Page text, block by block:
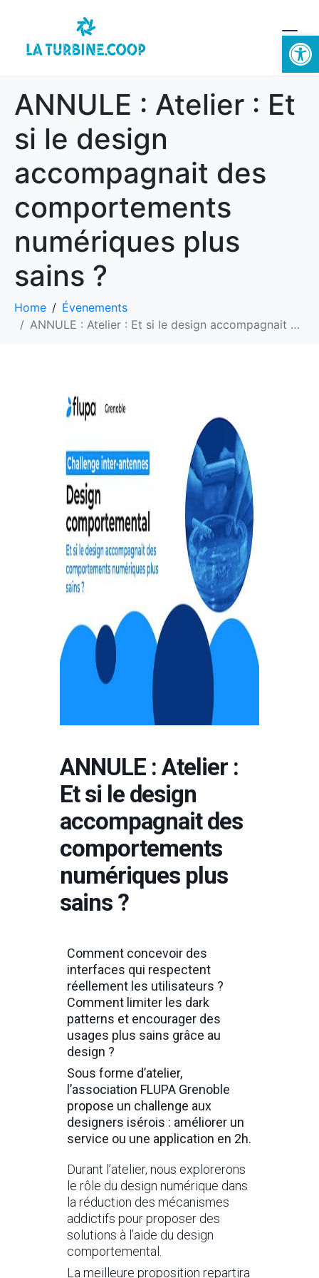
Ouvrir
ANNULE : Atelier : Et
si le design
accompagnait des
comportements
numériques plus
sains ?
Home
Évenements
ANNULE : Atelier : Et si le design accompagnait des comportements numériques plus sains ?
ANNULE : Atelier :
Et si le design
accompagnait des
comportements
numériques plus
sains ?
Comment concevoir des
interfaces qui respectent
réellement les utilisateurs ?
Comment limiter les dark
patterns et encourager des
usages plus sains grâce au
design ?
Sous forme d’atelier,
l’association FLUPA Grenoble
propose un challenge aux
designers isérois : améliorer un
service ou une application en 2h.
Durant l’atelier, nous explorerons
le rôle du design numérique dans
la réduction des mécanismes
addictifs pour proposer des
solutions à l’aide du design
comportemental.
La meilleure proposition repartira